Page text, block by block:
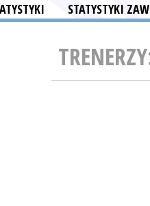
STATYSTYKI